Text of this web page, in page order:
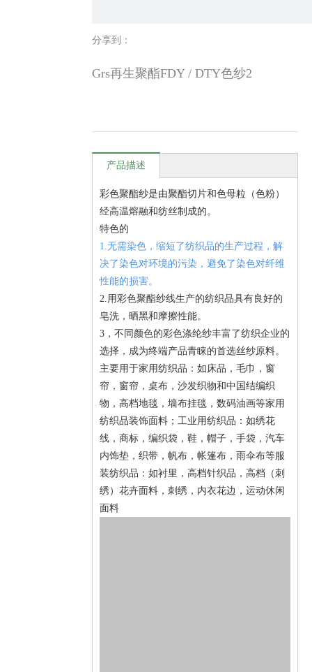
分享到：
Grs再生聚酯FDY / DTY色纱2
产品描述
彩色聚酯纱是由聚酯切片和色母粒（色粉）
经高温熔融和纺丝制成的。
特色的
1.无需染色，缩短了纺织品的生产过程，解
决了染色对环境的污染，避免了染色对纤维
性能的损害。
2.用彩色聚酯纱线生产的纺织品具有良好的
皂洗，晒黑和摩擦性能。
3，不同颜色的彩色涤纶纱丰富了纺织企业的
选择，成为终端产品青睐的首选丝纱原料。
主要用于家用纺织品：如床品，毛巾，窗
帘，窗帘，桌布，沙发织物和中国结编织
物，高档地毯，墙布挂毯，数码油画等家用
纺织品装饰面料； 工业用纺织品：如绣花
线，商标，编织袋，鞋，帽子，手袋，汽车
内饰垫，织带，帆布，帐篷布，雨伞布等服
装纺织品：如衬里，高档针织品，高档（刺
绣）花卉面料，刺绣，内衣花边，运动休闲
面料